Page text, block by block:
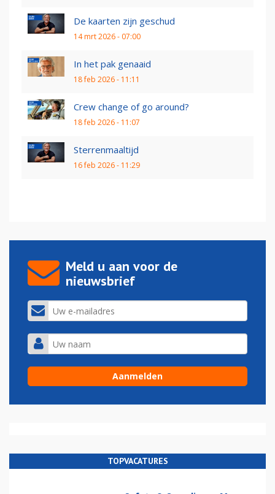
De kaarten zijn geschud
14 mrt 2026 - 07:00
In het pak genaaid
18 feb 2026 - 11:11
Crew change of go around?
18 feb 2026 - 11:07
Sterrenmaaltijd
16 feb 2026 - 11:29
Meld u aan voor de
nieuwsbrief
TOPVACATURES